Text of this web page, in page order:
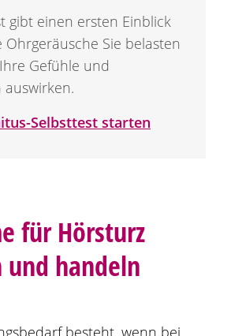
gibt einen ersten Einblick
Sie belasten
Gefühle und
auswirken.
Selbsttest starten
für Hörsturz
und handeln
besteht, wenn bei